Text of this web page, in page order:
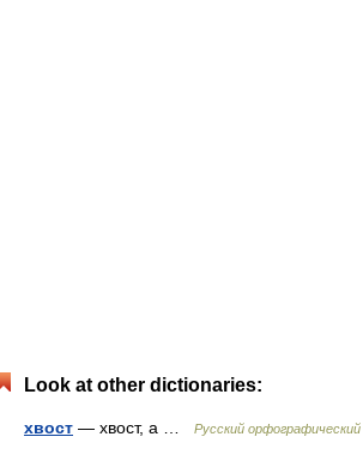
Look at other dictionaries:
хвост — хвост, а … Русский орфографический